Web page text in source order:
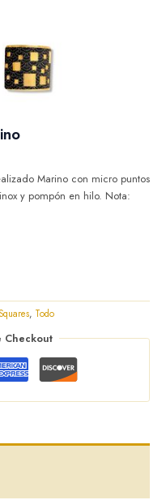
Marino con micro puntos
y pompón en hilo. Nota:
, Todo
Checkout